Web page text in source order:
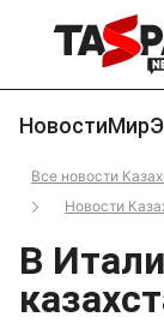
НовостиМир
Все новости
Новости
В